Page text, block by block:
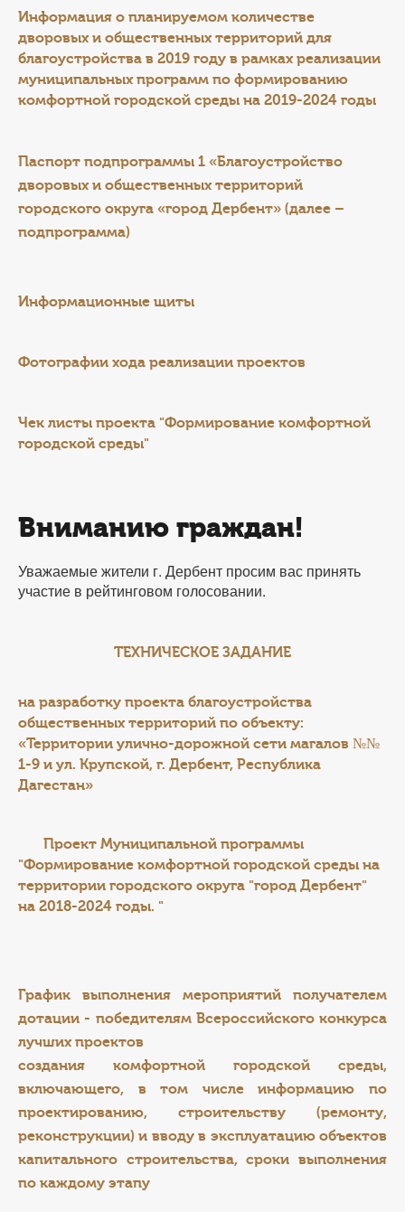
СЛУЖБА ПО КОНТРАКТУ
Информация о планируемом количестве
дворовых и общественных территорий для
благоустройства в 2019 году в рамках реализации
муниципальных программ по формированию
комфортной городской среды на 2019-2024 годы
Паспорт подпрограммы 1 «Благоустройство
дворовых и общественных территорий
городского округа «город Дербент» (далее –
подпрограмма)
Информационные щиты
Фотографии хода реализации проектов
Чек листы проекта "Формирование комфортной
городской среды"
Вниманию граждан!
Уважаемые жители г. Дербент просим вас принять
участие в рейтинговом голосовании.
ТЕХНИЧЕСКОЕ ЗАДАНИЕ
на разработку проекта благоустройства
общественных территорий по объекту:
«Территории улично-дорожной сети магалов №№
1-9 и ул. Крупской, г. Дербент, Республика
Дагестан»
Проект Муниципальной программы
"Формирование комфортной городской среды на
территории городского округа "город Дербент"
на 2018-2024 годы. "
График выполнения мероприятий получателем
дотации - победителям Всероссийского конкурса
лучших проектов
создания комфортной городской среды,
включающего, в том числе информацию по
проектированию, строительству (ремонту,
реконструкции) и вводу в эксплуатацию объектов
капитального строительства, сроки выполнения
по каждому этапу